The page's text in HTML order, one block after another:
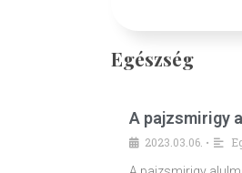
Egészség
A pajzsmirigy
2023.03.06. •